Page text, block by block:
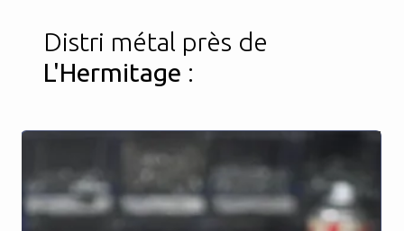
Distri métal près de
L'Hermitage :